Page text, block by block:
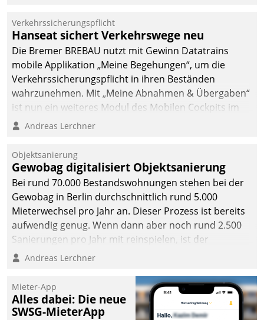
Verkehrssicherungspflicht
Hanseat sichert Verkehrswege neu
Die Bremer BREBAU nutzt mit Gewinn Datatrains
mobile Applikation „Meine Begehungen“, um die
Verkehrssicherungspflicht in ihren Beständen
wahrzunehmen. Mit „Meine Abnahmen & Übergaben“
ist nun ein weiteres Modul des Mobilen Cockpits im
Einsatz.
Andreas Lerchner
Objektsanierung
Gewobag digitalisiert Objektsanierung
Bei rund 70.000 Bestandswohnungen stehen bei der
Gewobag in Berlin durchschnittlich rund 5.000
Mieterwechsel pro Jahr an. Dieser Prozess ist bereits
aufwendig genug. Wenn dann aber noch rund 2.500
Sanierungen pro Jahr mit reinspielen, ist der
Betreuungs- und Organisationsaufwand immens. Im
kommunale Wohnungsbauunternehmen daher
gemeinsam mit der Berliner Datatrain GmbH den
Teilprozess der Objektsanierung digitalisiert.
Andreas Lerchner
Mieter-App
Alles dabei: Die neue
SWSG-MieterApp